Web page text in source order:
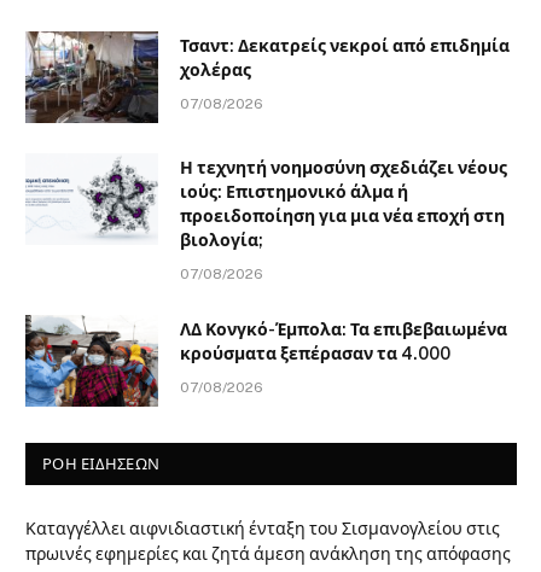
Τσαντ: Δεκατρείς νεκροί από επιδημία
χολέρας
07/08/2026
Η τεχνητή νοημοσύνη σχεδιάζει νέους
ιούς: Επιστημονικό άλμα ή
προειδοποίηση για μια νέα εποχή στη
βιολογία;
07/08/2026
ΛΔ Κονγκό-Έμπολα: Τα επιβεβαιωμένα
κρούσματα ξεπέρασαν τα 4.000
07/08/2026
ΡΟΗ ΕΙΔΗΣΕΩΝ
Καταγγέλλει αιφνιδιαστική ένταξη του Σισμανογλείου στις
πρωινές εφημερίες και ζητά άμεση ανάκληση της απόφασης